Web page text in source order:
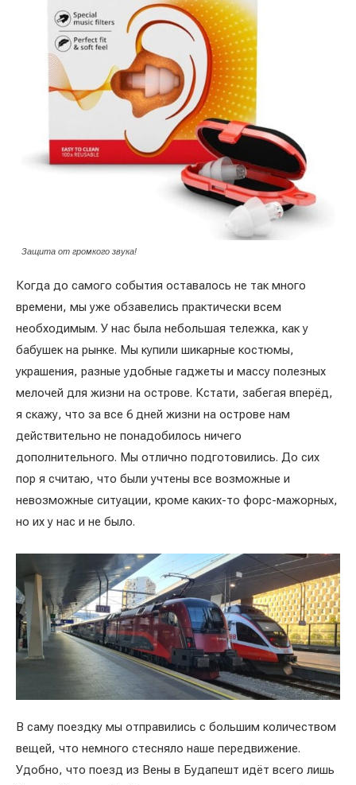
Защита от громкого звука!
Когда до самого события оставалось не так много
времени, мы уже обзавелись практически всем
необходимым. У нас была небольшая тележка, как у
бабушек на рынке. Мы купили шикарные костюмы,
украшения, разные удобные гаджеты и массу полезных
мелочей для жизни на острове. Кстати, забегая вперёд,
я скажу, что за все 6 дней жизни на острове нам
действительно не понадобилось ничего
дополнительного. Мы отлично подготовились. До сих
пор я считаю, что были учтены все возможные и
невозможные ситуации, кроме каких-то форс-мажорных,
но их у нас и не было.
В саму поездку мы отправились с большим количеством
вещей, что немного стесняло наше передвижение.
Удобно, что поезд из Вены в Будапешт идёт всего лишь